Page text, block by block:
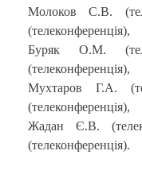
Молоков С.В.
(телеконференція),
Буряк О.М.
(телеконференція),
Мухтаров Г.А.
(телеконференція),
Жадан Є.В.
(телеконференція).